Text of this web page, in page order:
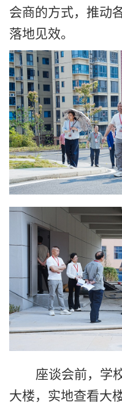
会商的方式，推动
落地见效。
座谈会前，学
大楼，实地查看大